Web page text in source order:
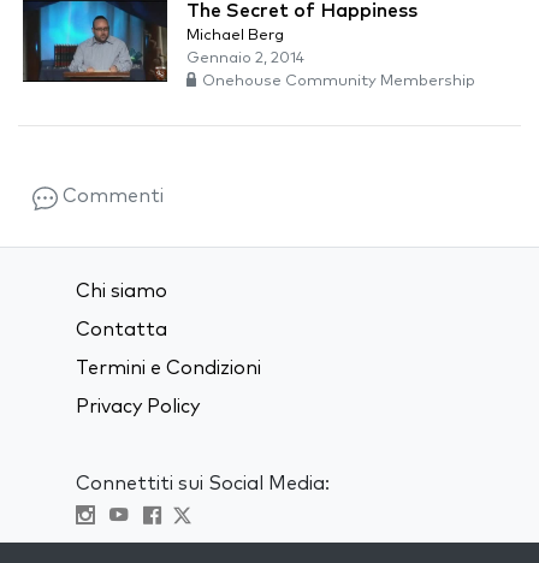
The Secret of Happiness
Michael Berg
Gennaio 2, 2014
Onehouse Community Membership
Commenti
Chi siamo
Contatta
Termini e Condizioni
Privacy Policy
Connettiti sui Social Media: